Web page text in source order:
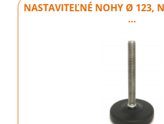
NASTAVITEĽNÉ NOHY Ø 123,
…